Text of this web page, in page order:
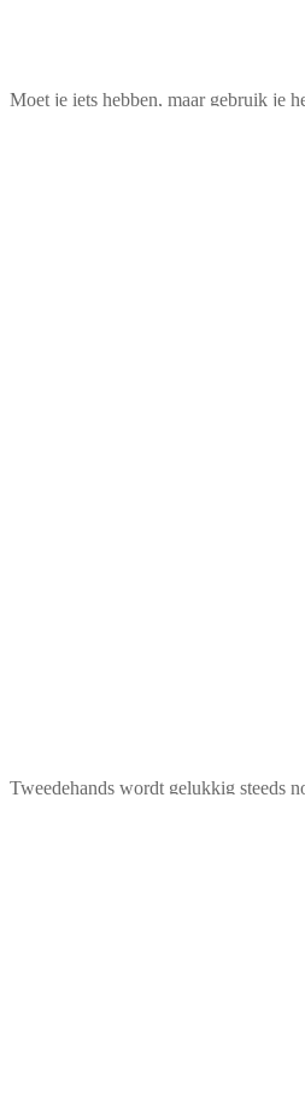
Moet je iets hebben, maar gebruik je
Tweedehands wordt gelukkig steeds